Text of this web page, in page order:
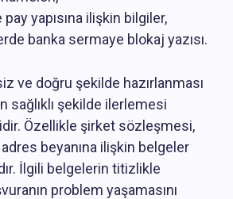
yapısına ilişkin bilgiler,
banka sermaye blokaj yazısı.
ve doğru şekilde hazırlanması
sağlıklı şekilde ilerlemesi
Özellikle şirket sözleşmesi,
beyanına ilişkin belgeler
İlgili belgelerin titizlikle
problem yaşamasını